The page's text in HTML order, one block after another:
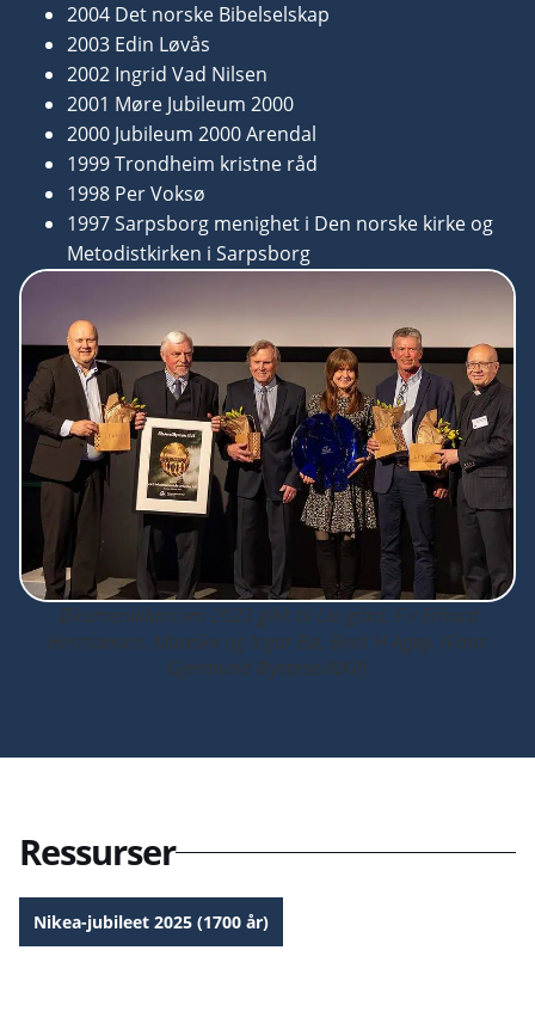
2004 Det norske Bibelselskap
2003 Edin Løvås
2002 Ingrid Vad Nilsen
2001 Møre Jubileum 2000
2000 Jubileum 2000 Arendal
1999 Trondheim kristne råd
1998 Per Voksø
1997 Sarpsborg menighet i Den norske kirke og
Metodistkirken i Sarpsborg
Økumenikkprisen 2023 gikk til Lia gård. F.v Erhard
Hermansen, Mareike og Ingar Bø, Berit H Agøy. (Foto:
Gjermund Øystese/NKR)
Ressurser
Nikea-jubileet 2025 (1700 år)